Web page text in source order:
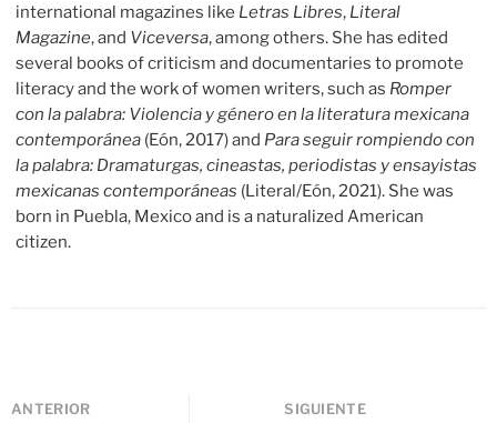
international magazines like Letras Libres, Literal
Magazine, and Viceversa, among others. She has edited
several books of criticism and documentaries to promote
literacy and the work of women writers, such as Romper
con la palabra: Violencia y género en la literatura mexicana
contemporánea (Eón, 2017) and Para seguir rompiendo con
la palabra: Dramaturgas, cineastas, periodistas y ensayistas
mexicanas contemporáneas (Literal/Eón, 2021). She was
born in Puebla, Mexico and is a naturalized American
citizen.
ANTERIOR SIGUIENTE